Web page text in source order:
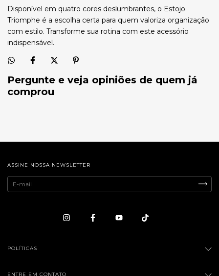
Disponível em quatro cores deslumbrantes, o Estojo
Triomphe é a escolha certa para quem valoriza organização
com estilo. Transforme sua rotina com este acessório
indispensável.
Pergunte e veja opiniões de quem já
comprou
ASSINE NOSSA NEWSLETTER
POLÍTICAS
ENTRE EM CONTATO